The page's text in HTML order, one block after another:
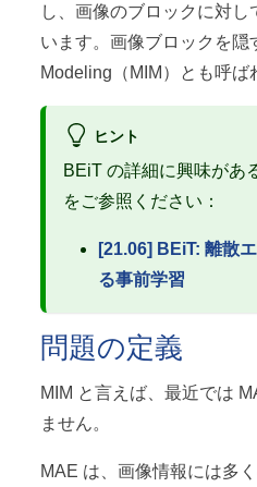
し、画像のブロックに対
います。画像ブロックを隠
Modeling（MIM）とも呼ば
ヒント
BEiT の詳細に興味があ
をご参照ください：
[21.06] BEiT: 離散
る事前学習
問題の定義
MIM と言えば、最近では
ません。
MAE は、画像情報には多